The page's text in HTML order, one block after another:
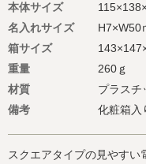
本体サイズ
名入れサイズ
H7×W50
箱サイズ
重量
260ｇ
材質
プラスチ
備考
化粧箱入
スクエアタイプの見やす